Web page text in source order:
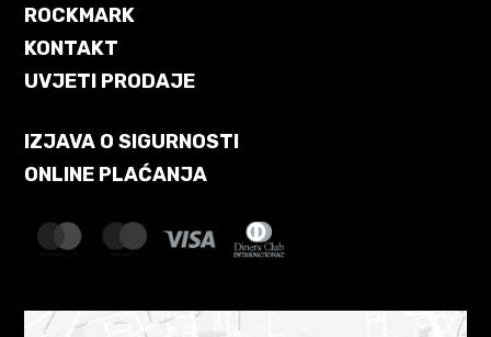
ROCKMARK
KONTAKT
UVJETI PRODAJE
IZJAVA O SIGURNOSTI
ONLINE PLAĆANJA